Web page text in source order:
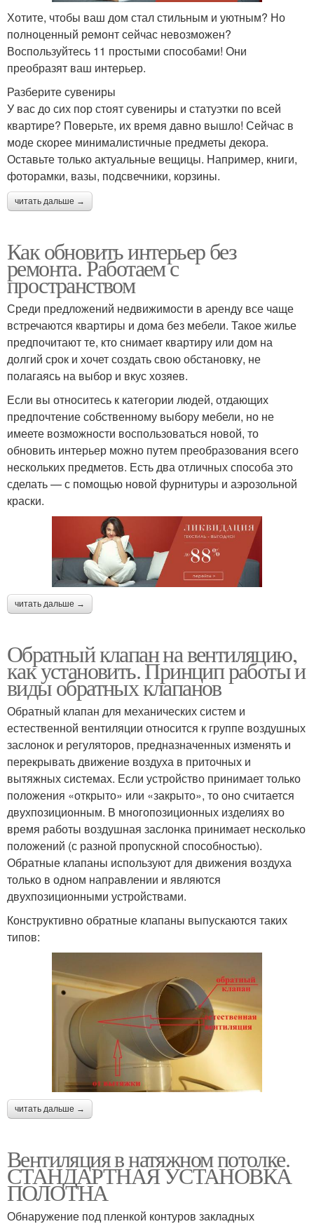
Хотите, чтобы ваш дом стал стильным и уютным? Но
полноценный ремонт сейчас невозможен?
Воспользуйтесь 11 простыми способами! Они
преобразят ваш интерьер.
Разберите сувениры
У вас до сих пор стоят сувениры и статуэтки по всей
квартире? Поверьте, их время давно вышло! Сейчас в
моде скорее минималистичные предметы декора.
Оставьте только актуальные вещицы. Например, книги,
фоторамки, вазы, подсвечники, корзины.
читать дальше →
Как обновить интерьер без
ремонта. Работаем с
пространством
Среди предложений недвижимости в аренду все чаще
встречаются квартиры и дома без мебели. Такое жилье
предпочитают те, кто снимает квартиру или дом на
долгий срок и хочет создать свою обстановку, не
полагаясь на выбор и вкус хозяев.
Если вы относитесь к категории людей, отдающих
предпочтение собственному выбору мебели, но не
имеете возможности воспользоваться новой, то
обновить интерьер можно путем преобразования всего
нескольких предметов. Есть два отличных способа это
сделать — с помощью новой фурнитуры и аэрозольной
краски.
читать дальше →
Обратный клапан на вентиляцию,
как установить. Принцип работы и
виды обратных клапанов
Обратный клапан для механических систем и
естественной вентиляции относится к группе воздушных
заслонок и регуляторов, предназначенных изменять и
перекрывать движение воздуха в приточных и
вытяжных системах. Если устройство принимает только
положения «открыто» или «закрыто», то оно считается
двухпозиционным. В многопозиционных изделиях во
время работы воздушная заслонка принимает несколько
положений (с разной пропускной способностью).
Обратные клапаны используют для движения воздуха
только в одном направлении и являются
двухпозиционными устройствами.
Конструктивно обратные клапаны выпускаются таких
типов:
читать дальше →
Вентиляция в натяжном потолке.
СТАНДАРТНАЯ УСТАНОВКА
ПОЛОТНА
Обнаружение под пленкой контуров закладных